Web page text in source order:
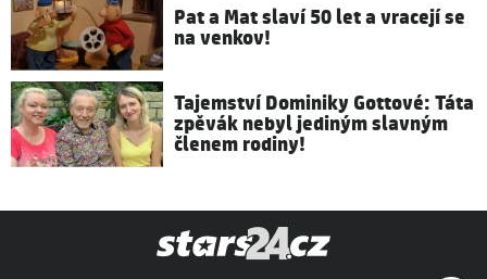
Pat a Mat slaví 50 let a vracejí se
na venkov!
Tajemství Dominiky Gottové: Táta
zpěvák nebyl jediným slavným
členem rodiny!